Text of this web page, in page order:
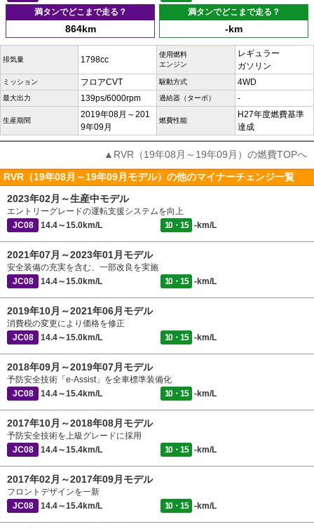
満タンでどこまで走る？
864km
満タンでどこまで走る？
-km
排気量 1798cc
使用燃料
エンジン
レギュラー
ガソリン
ミッション フロアCVT 駆動方式 4WD
最大出力 139ps/6000rpm 過給器（ターボ） -
生産期間
2019年08月～201
9年09月
燃費性能
H27年度燃費基準
達成
▲RVR（19年08月～19年09月）の燃費TOPへ
RVR（19年08月～19年09月モデル）の他のマイナーチェンジ一覧
2023年02月～生産中モデル
エントリーグレードの運転支援システムを向上
JC08
14.4～15.0km/L 10・15 -km/L
2021年07月～2023年01月モデル
安全装備の充実を含む、一部改良を実施
JC08
14.4～15.0km/L 10・15 -km/L
2019年10月～2021年06月モデル
消費税の変更により価格を修正
JC08
14.4～15.0km/L 10・15 -km/L
2018年09月～2019年07月モデル
予防安全技術「e-Assist」を全車標準装備化
JC08
14.4～15.4km/L 10・15 -km/L
2017年10月～2018年08月モデル
予防安全技術を上級グレードに採用
JC08
14.4～15.4km/L 10・15 -km/L
2017年02月～2017年09月モデル
フロントデザインを一新
JC08
14.4～15.4km/L 10・15 -km/L